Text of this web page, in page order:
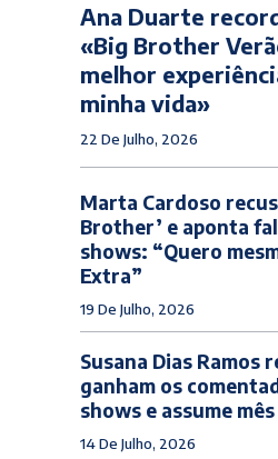
Ana Duarte
«Big Brother
melhor
minha vida»
22 De Julho, 2026
Marta Cardoso
Brother’ e aponta
shows: “Quero
Extra”
19 De Julho, 2026
Susana Dias Ramos
ganham os
shows e assume
14 De Julho, 2026